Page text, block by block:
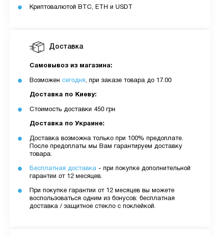
Доставка
Самовывоз из магазина:
Возможен сегодня, при заказе товара до 17.00
Доставка по Киеву:
Стоимость доставки 450 грн
Доставка по Украине:
Доставка возможна только при 100% предоплате.
После предоплаты мы Вам гарантируем доставку
товара.
Бесплатная доставка - при покупке дополнительной
гарантии от 12 месяцев.
При покупке гарантии от 12 месяцев вы можете
воспользоваться одним из бонусов: бесплатная
доставка / защитное стекло с поклейкой.
Криптовалютой BTC, ETH и USDT